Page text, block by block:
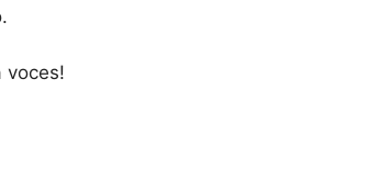
voces!